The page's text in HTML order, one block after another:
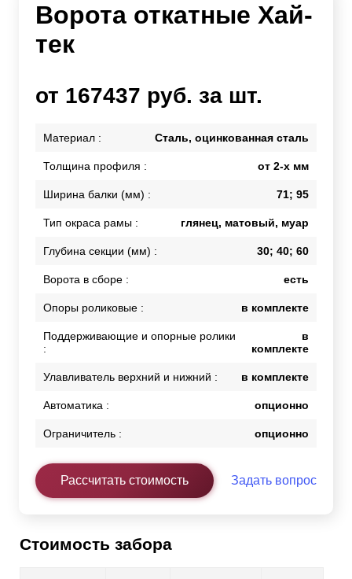
Ворота откатные Хай-
тек
от 167437 руб. за шт.
Материал : Сталь, оцинкованная сталь
Толщина профиля : от 2-х мм
Ширина балки (мм) : 71; 95
Тип окраса рамы : глянец, матовый, муар
Глубина секции (мм) : 30; 40; 60
Ворота в сборе : есть
Опоры роликовые : в комплекте
Поддерживающие и опорные ролики
:
в
комплекте
Улавливатель верхний и нижний : в комплекте
Автоматика : опционно
Ограничитель : опционно
Рассчитать стоимость Задать вопрос
Стоимость забора